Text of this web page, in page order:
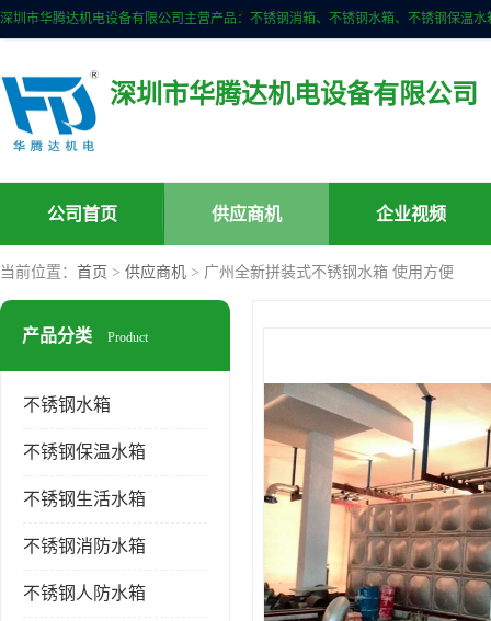
深圳市华腾达机电设备有限公司
公司首页 供应商机 企业视频
当前位置： 首页 > 供应商机 > 广州全新拼装式不锈钢水箱 使用方便
产品分类 Product
不锈钢水箱
不锈钢保温水箱
不锈钢生活水箱
不锈钢消防水箱
不锈钢人防水箱